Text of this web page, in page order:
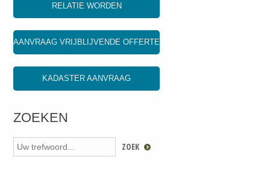
RELATIE WORDEN
AANVRAAG VRIJBLIJVENDE OFFERTE
KADASTER AANVRAAG
ZOEKEN